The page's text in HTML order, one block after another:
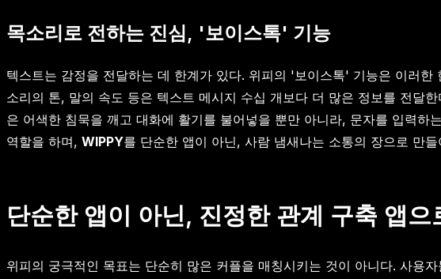
목소리로 전하는 진심, '보이스톡' 기능
텍스트는 감정을 전달하는 데 한계가 있다. 위피의 '보이스톡' 기능은 이러
소리의 톤, 말의 속도 등은 텍스트 메시지 수십 개보다 더 많은 정보를 전달
은 어색한 침묵을 깨고 대화에 활기를 불어넣을 뿐만 아니라, 문자를 입력
역할을 하며, WIPPY를 단순한 앱이 아닌, 사람 냄새나는 소통의 장으로 만들
단순한 앱이 아닌, 진정한 관계 구축 앱으
위피의 궁극적인 목표는 단순히 많은 커플을 매칭시키는 것이 아니다. 사용